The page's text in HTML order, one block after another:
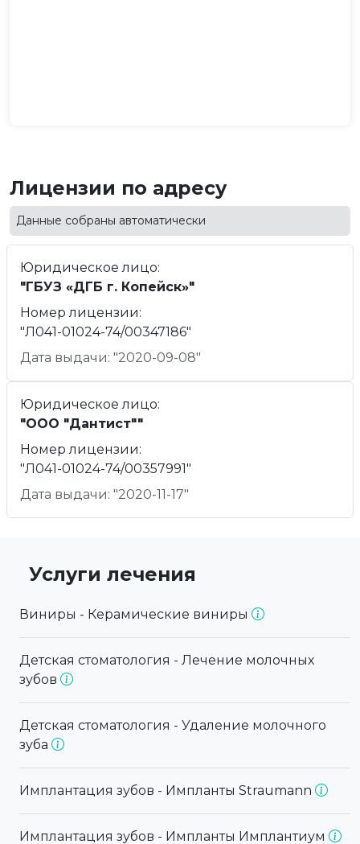
Лицензии по адресу
Данные собраны автоматически
Юридическое лицо:
"ГБУЗ «ДГБ г. Копейск»"
Номер лицензии:
"Л041-01024-74/00347186"
Дата выдачи: "2020-09-08"
Юридическое лицо:
"ООО "Дантист""
Номер лицензии:
"Л041-01024-74/00357991"
Дата выдачи: "2020-11-17"
Услуги лечения
Виниры - Керамические виниры
Детская стоматология - Лечение молочных
зубов
Детская стоматология - Удаление молочного
зуба
Имплантация зубов - Импланты Straumann
Имплантация зубов - Импланты Имплантиум